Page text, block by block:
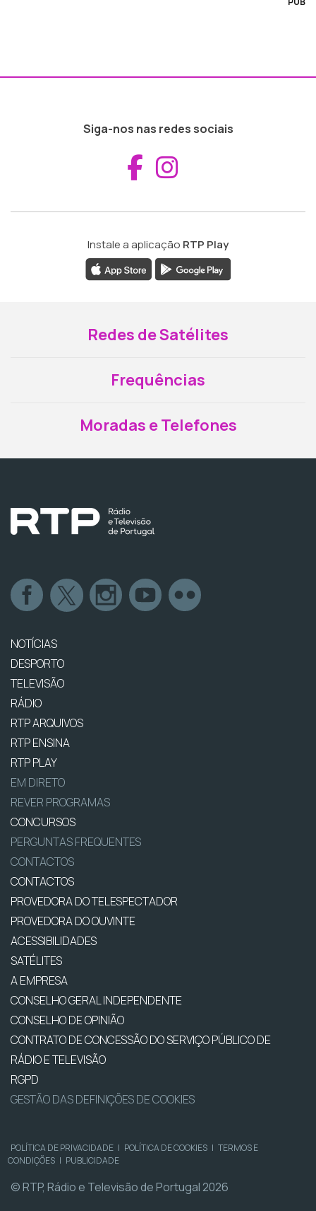
Siga-nos nas redes sociais
Aceder ao
Instale a aplicação RTP Play
Redes de Satélites
Frequências
Moradas e Telefones
NOTÍCIAS
DESPORTO
TELEVISÃO
RÁDIO
RTP ARQUIVOS
RTP ENSINA
RTP PLAY
EM DIRETO
REVER PROGRAMAS
CONCURSOS
PERGUNTAS FREQUENTES
CONTACTOS
CONTACTOS
PROVEDORA DO TELESPECTADOR
PROVEDORA DO OUVINTE
ACESSIBILIDADES
SATÉLITES
A EMPRESA
CONSELHO GERAL INDEPENDENTE
CONSELHO DE OPINIÃO
CONTRATO DE CONCESSÃO DO SERVIÇO PÚBLICO DE
RÁDIO E TELEVISÃO
RGPD
GESTÃO DAS DEFINIÇÕES DE COOKIES
POLÍTICA DE PRIVACIDADE | POLÍTICA DE COOKIES | TERMOS E
CONDIÇÕES | PUBLICIDADE
© RTP, Rádio e Televisão de Portugal 2026